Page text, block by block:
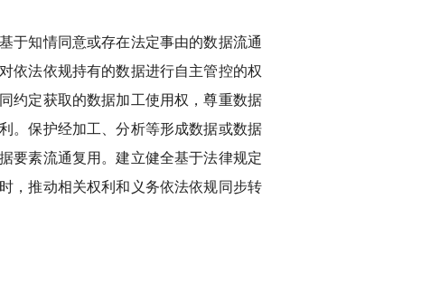
于知情同意或存在法定事由的数据流通
依法依规持有的数据进行自主管控的权
约定获取的数据加工使用权，尊重数据
。保护经加工、分析等形成数据或数据
要素流通复用。建立健全基于法律规定
，推动相关权利和义务依法依规同步转